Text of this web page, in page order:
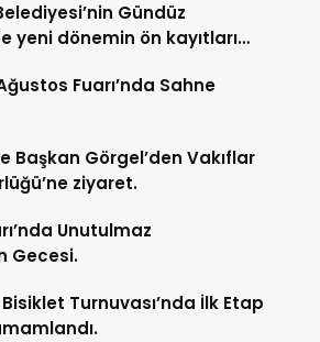
Gündüz
yeni dönemin ön kayıtları
Fuarı’nda Sahne
Başkan Görgel’den Vakıflar
ziyaret.
Unutulmaz
Gecesi.
Turnuvası’nda İlk Etap